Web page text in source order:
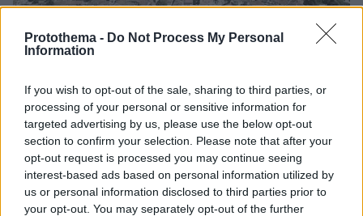
Protothema - Do Not Process My Personal
Information
If you wish to opt-out of the sale, sharing to third parties, or
processing of your personal or sensitive information for
targeted advertising by us, please use the below opt-out
section to confirm your selection. Please note that after your
opt-out request is processed you may continue seeing
interest-based ads based on personal information utilized by
us or personal information disclosed to third parties prior to
your opt-out. You may separately opt-out of the further
Έργα που αλλάζουν την εικόνα του Κάστρου Ιωαννίνων
υλοποιεί το υπουργείο Πολιτισμού
Στόχος η ανασύστασή του και η ανάδειξή του ως
μοναδικού πολιτιστικού χώρου
30.08.2024, 15:41